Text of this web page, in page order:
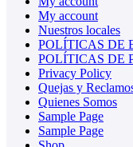
My account
Nuestros locales
POLÍTICAS DE
POLÍTICAS DE
Privacy Policy
Quejas y
Quienes Somos
Sample Page
Sample Page